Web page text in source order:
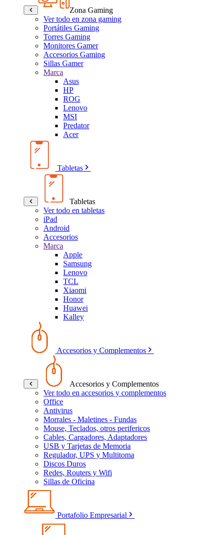
Zona Gaming
Ver todo en zona gaming
Portátiles Gaming
Torres Gaming
Monitores Gamer
Accesorios Gaming
Sillas Gamer
Marca
Asus
HP
ROG
Lenovo
MSI
Predator
Acer
Tabletas
Tabletas
Ver todo en tabletas
iPad
Android
Accesorios
Marca
Apple
Samsung
Lenovo
TCL
Xiaomi
Honor
Huawei
Kalley
Accesorios y Complementos
Accesorios y Complementos
Ver todo en accesorios y complementos
Office
Antivirus
Morrales - Maletines - Fundas
Mouse, Teclados, otros perifericos
Cables, Cargadores, Adaptadores
USB y Tarjetas de Memoria
Regulador, UPS y Multitoma
Discos Duros
Redes, Routers y Wifi
Sillas de Oficina
Portafolio Empresarial